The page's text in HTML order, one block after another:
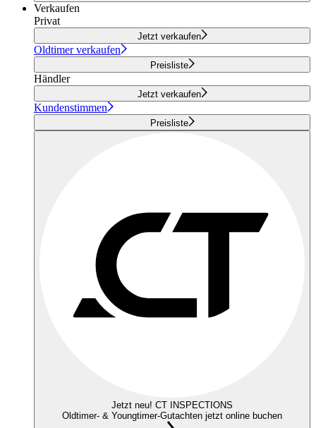
Verkaufen
Privat
Jetzt verkaufen
Oldtimer verkaufen
Preisliste
Händler
Jetzt verkaufen
Kundenstimmen
Preisliste
Jetzt neu! CT INSPECTIONS
Oldtimer- & Youngtimer-Gutachten jetzt online buchen